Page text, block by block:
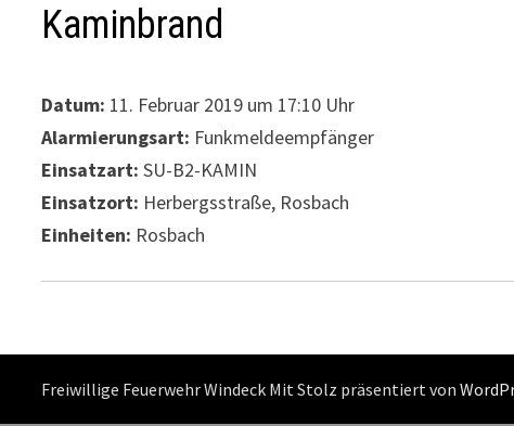
Kaminbrand
Datum: 11. Februar 2019 um 17:10 Uhr
Alarmierungsart: Funkmeldeempfänger
Einsatzart: SU-B2-KAMIN
Einsatzort: Herbergsstraße, Rosbach
Einheiten: Rosbach
Freiwillige Feuerwehr Windeck Mit Stolz präsentiert von